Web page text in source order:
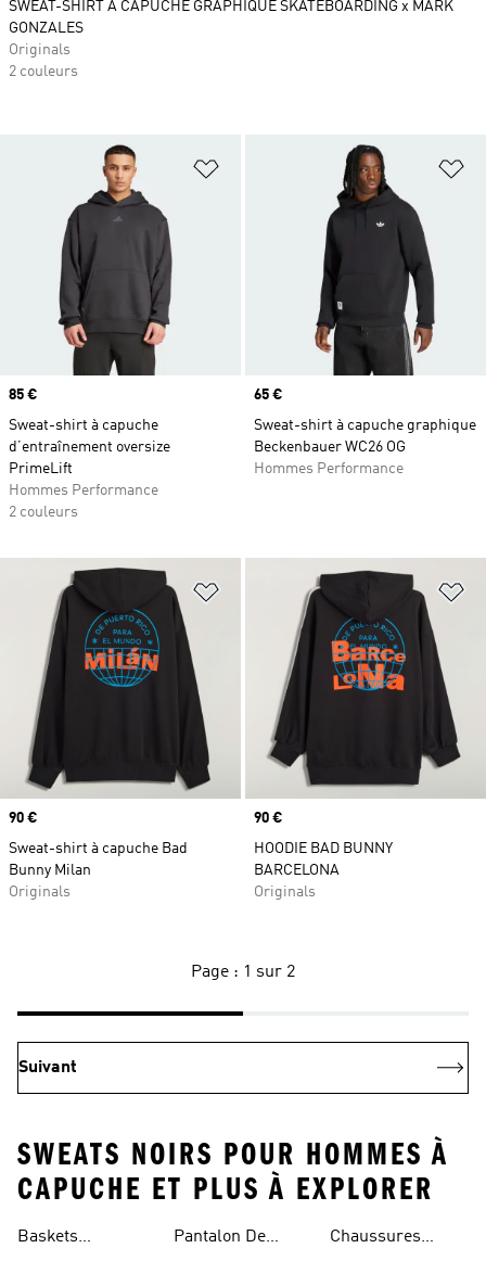
Ajouter à la Liste de produits
Prix
85 €
Sweat-shirt à capuche
d’entraînement oversize
PrimeLift
Hommes Performance
2 couleurs
Prix
65 €
Sweat-shirt à capuche graphique
Beckenbauer WC26 OG
Hommes Performance
Ajouter à la Liste de produits
Prix
90 €
Sweat-shirt à capuche Bad
Bunny Milan
Originals
Prix
90 €
HOODIE BAD BUNNY
BARCELONA
Originals
SWEAT-SHIRT À CAPUCHE GRAPHIQUE SKATEBOARDING x MARK
GONZALES
Originals
2 couleurs
Page : 1 sur 2
Suivant
SWEATS NOIRS POUR HOMMES À
CAPUCHE ET PLUS À EXPLORER
Baskets
Pantalon De
Chaussures